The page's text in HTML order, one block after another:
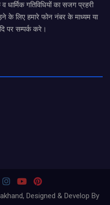
गतिविधियों का सजग प्रहरी
के लिए हमारे फोन नंबर के माध्यम या
पर सम्पर्क करे।
Designed & Develop By